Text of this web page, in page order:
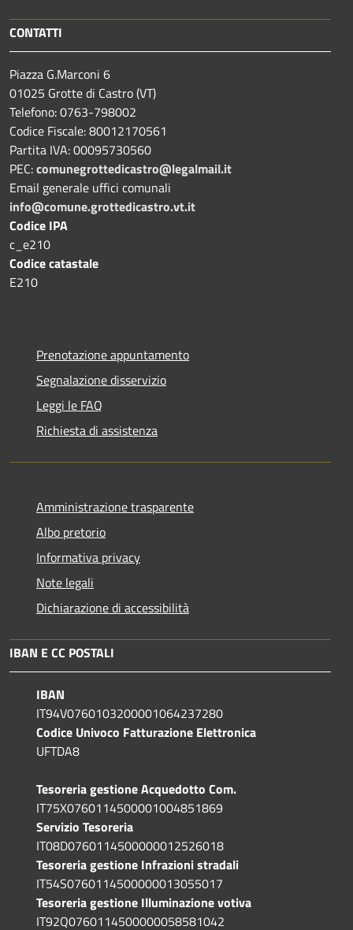
CONTATTI
Piazza G.Marconi 6
01025 Grotte di Castro (VT)
Telefono: 0763-798002
Codice Fiscale: 80012170561
Partita IVA: 00095730560
PEC:comunegrottedicastro@legalmail.it
Email generale uffici comunali
info@comune.grottedicastro.vt.it
Codice IPA
c_e210
Codice catastale
E210
Prenotazione appuntamento
Segnalazione disservizio
Leggi le FAQ
Richiesta di assistenza
Amministrazione trasparente
Albo pretorio
Informativa privacy
Note legali
Dichiarazione di accessibilità
IBAN E CC POSTALI
IBAN
IT94V0760103200001064237280
Codice Univoco Fatturazione Elettronica
UFTDA8
Tesoreria gestione Acquedotto Com.
IT75X0760114500001004851869
Servizio Tesoreria
IT08D0760114500000012526018
Tesoreria gestione Infrazioni stradali
IT54S0760114500000013055017
Tesoreria gestione Illuminazione votiva
IT92Q0760114500000058581042